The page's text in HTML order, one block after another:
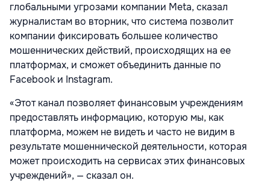
глобальными угрозами компании Meta, сказал
журналистам во вторник, что система позволит
компании фиксировать большее количество
мошеннических действий, происходящих на ее
платформах, и сможет объединить данные по
Facebook и Instagram.
«Этот канал позволяет финансовым учреждениям
предоставлять информацию, которую мы, как
платформа, можем не видеть и часто не видим в
результате мошеннической деятельности, которая
может происходить на сервисах этих финансовых
учреждений», — сказал он.